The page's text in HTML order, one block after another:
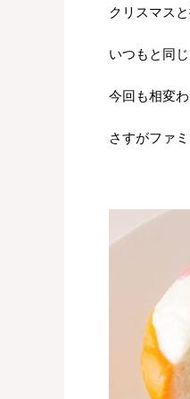
クリスマス
いつもと同
今回も相変
さすがファ